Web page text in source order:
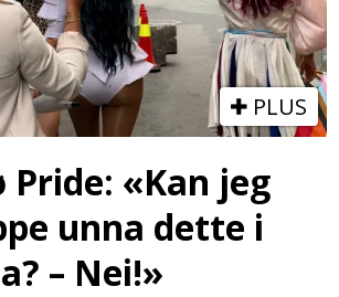
PLUS
Pride: «Kan jeg
unna dette i
– Nei!»